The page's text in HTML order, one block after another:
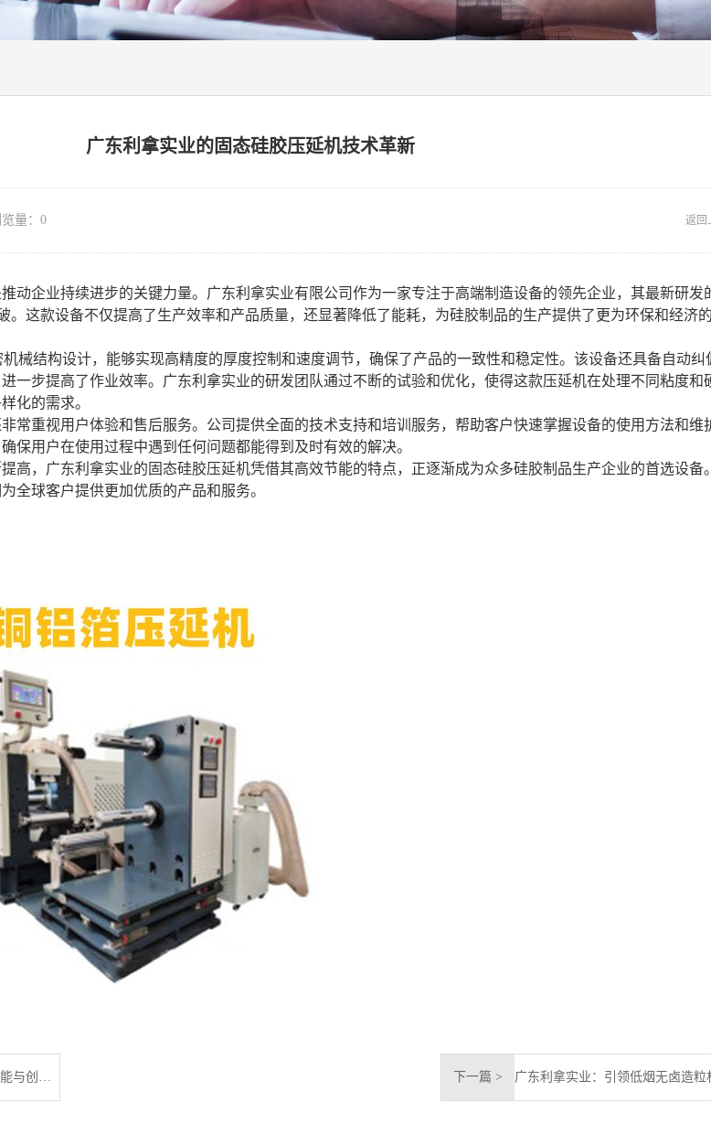
广东利拿实业的固态硅胶压延机技术革新
量： 0 返回
动企业持续进步的关键力量。广东利拿实业有限公司作为一家专注于高端制造设备的领先企业，其最新研发
。这款设备不仅提高了生产效率和产品质量，还显著降低了能耗，为硅胶制品的生产提供了更为环保和经济
械结构设计，能够实现高精度的厚度控制和速度调节，确保了产品的一致性和稳定性。该设备还具备自动纠
一步提高了作业效率。广东利拿实业的研发团队通过不断的试验和优化，使得这款压延机在处理不同粘度和
化的需求。
常重视用户体验和售后服务。公司提供全面的技术支持和培训服务，帮助客户快速掌握设备的使用方法和维
保用户在使用过程中遇到任何问题都能得到及时有效的解决。
高，广东利拿实业的固态硅胶压延机凭借其高效节能的特点，正逐渐成为众多硅胶制品生产企业的首选设备
全球客户提供更加优质的产品和服务。
广东利拿实业的30T硫化机：高效能与创新技术的结合 下一篇 >